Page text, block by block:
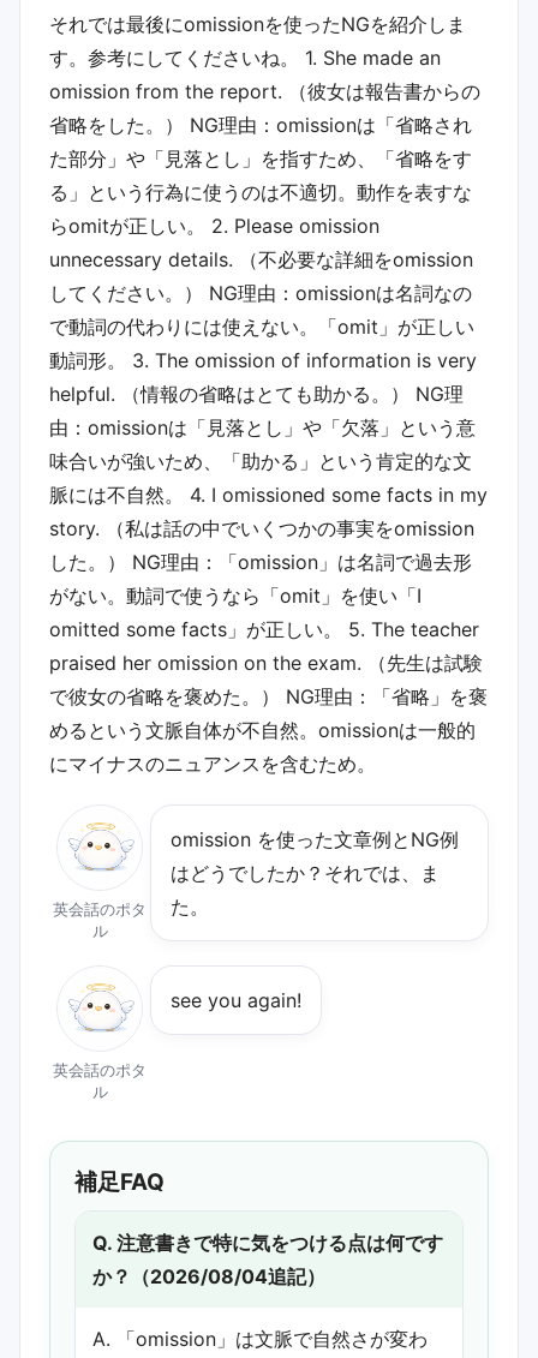
それでは最後にomissionを使ったNGを紹介しま
す。参考にしてくださいね。 1. She made an
omission from the report. （彼女は報告書からの
省略をした。） NG理由：omissionは「省略され
た部分」や「見落とし」を指すため、「省略をす
る」という行為に使うのは不適切。動作を表すな
らomitが正しい。 2. Please omission
unnecessary details. （不必要な詳細をomission
してください。） NG理由：omissionは名詞なの
で動詞の代わりには使えない。「omit」が正しい
動詞形。 3. The omission of information is very
helpful. （情報の省略はとても助かる。） NG理
由：omissionは「見落とし」や「欠落」という意
味合いが強いため、「助かる」という肯定的な文
脈には不自然。 4. I omissioned some facts in my
story. （私は話の中でいくつかの事実をomission
した。） NG理由：「omission」は名詞で過去形
がない。動詞で使うなら「omit」を使い「I
omitted some facts」が正しい。 5. The teacher
praised her omission on the exam. （先生は試験
で彼女の省略を褒めた。） NG理由：「省略」を褒
めるという文脈自体が不自然。omissionは一般的
にマイナスのニュアンスを含むため。
英会話のポタ
ル
omission を使った文章例とNG例
はどうでしたか？それでは、ま
た。
英会話のポタ
ル
see you again!
補足FAQ
Q. 注意書きで特に気をつける点は何です
か？（2026/08/04追記）
A. 「omission」は文脈で自然さが変わ